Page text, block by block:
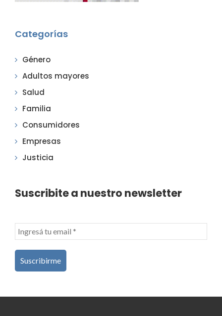
Categorías
Género
Adultos mayores
Salud
Familia
Consumidores
Empresas
Justicia
Suscribite a nuestro newsletter